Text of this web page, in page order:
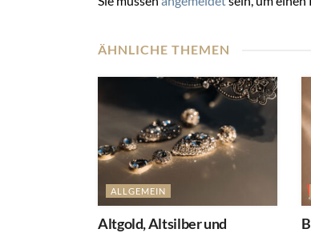
ÄHNLICHE THEMEN
ALLGEMEIN
Altgold, Altsilber und